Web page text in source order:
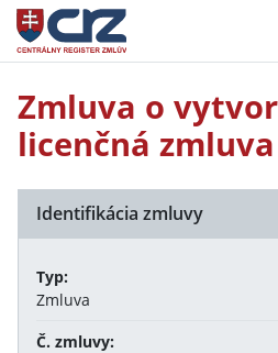
Zmluva o
licenčná zmluva
Identifikácia zmluvy
Typ:
Zmluva
Č. zmluvy: